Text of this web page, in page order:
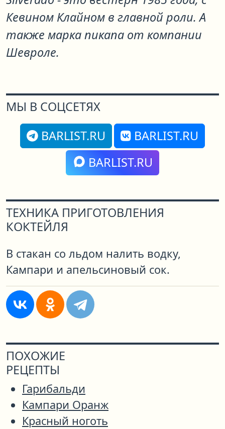
Кевином Клайном в главной роли. А
также марка пикапа от компании
Шевроле.
МЫ В СОЦСЕТЯХ
BARLIST.RU
BARLIST.RU
BARLIST.RU
ТЕХНИКА ПРИГОТОВЛЕНИЯ
КОКТЕЙЛЯ
В стакан со льдом налить водку,
Кампари и апельсиновый сок.
ПОХОЖИЕ
РЕЦЕПТЫ
Гарибальди
Кампари Оранж
Красный ноготь